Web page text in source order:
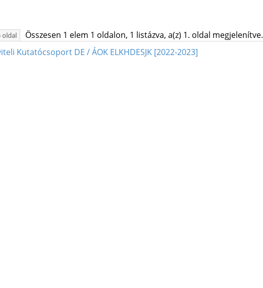
oldal Összesen 1 elem 1 oldalon, 1 listázva, a(z) 1. oldal megjelenítve.
Kutatócsoport DE / ÁOK ELKHDESJK [2022-2023]